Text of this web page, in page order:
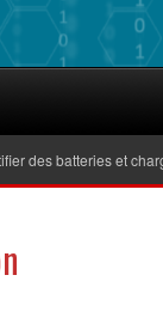
batteries et